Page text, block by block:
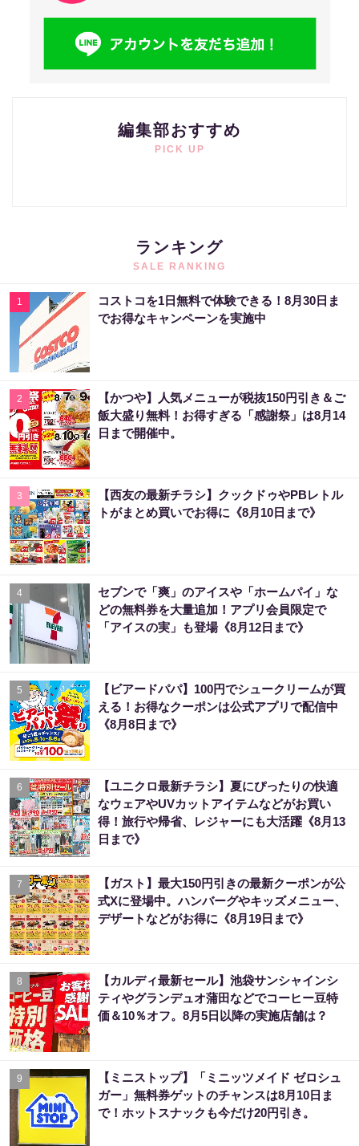
編集部おすすめ
PICK UP
ランキング
SALE RANKING
1
コストコを1日無料で体験できる！8月30日ま
でお得なキャンペーンを実施中
2
【かつや】人気メニューが税抜150円引き＆ご
飯大盛り無料！お得すぎる「感謝祭」は8月14
日まで開催中。
3
【西友の最新チラシ】クックドゥやPBレトル
トがまとめ買いでお得に《8月10日まで》
4
セブンで「爽」のアイスや「ホームパイ」な
どの無料券を大量追加！アプリ会員限定で
「アイスの実」も登場《8月12日まで》
5
【ビアードパパ】100円でシュークリームが買
える！お得なクーポンは公式アプリで配信中
《8月8日まで》
6
【ユニクロ最新チラシ】夏にぴったりの快適
なウェアやUVカットアイテムなどがお買い
得！旅行や帰省、レジャーにも大活躍《8月13
日まで》
7
【ガスト】最大150円引きの最新クーポンが公
式Xに登場中。ハンバーグやキッズメニュー、
デザートなどがお得に《8月19日まで》
8
【カルディ最新セール】池袋サンシャインシ
ティやグランデュオ蒲田などでコーヒー豆特
価＆10％オフ。8月5日以降の実施店舗は？
9
【ミニストップ】「ミニッツメイド ゼロシュ
ガー」無料券ゲットのチャンスは8月10日ま
で！ホットスナックも今だけ20円引き。